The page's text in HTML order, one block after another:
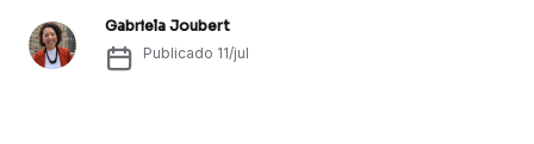
Gabriela Joubert
Publicado 11/jul